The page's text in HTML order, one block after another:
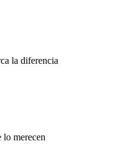
la diferencia
lo merecen